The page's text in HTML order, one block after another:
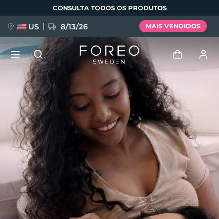
principal
CONSULTA TODOS OS PRODUTOS
US 8/13/26 MAIS VENDIDOS
Perfil de usuário
Meus aparelhos
Meus pedidos
Meus endereços
As minhas subscrições
NOVIDADE
FAQ™ Pure Beauty-Tech Elixir
BREAKING NEWS
issa™ Teeth Whitening Set
Idioma
English Deutsch
Español
Français
Italiano
Português
Polski
Svenska
Русский
Türkçe
简体中文 繁體中文